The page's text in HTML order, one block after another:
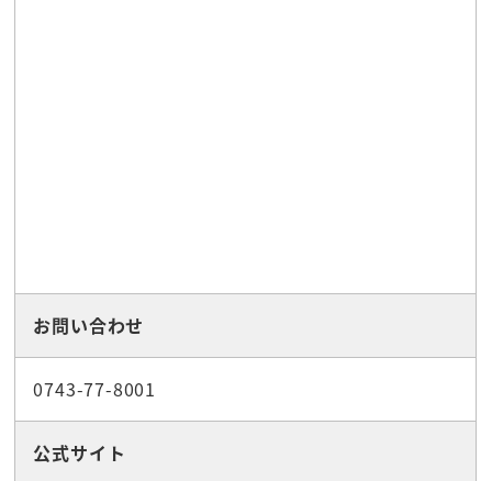
お問い合わせ
0743-77-8001
公式サイト